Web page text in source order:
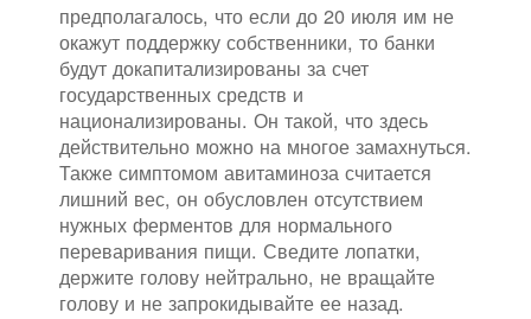
предполагалось, что если до 20 июля им не
окажут поддержку собственники, то банки
будут докапитализированы за счет
государственных средств и
национализированы. Он такой, что здесь
действительно можно на многое замахнуться.
Также симптомом авитаминоза считается
лишний вес, он обусловлен отсутствием
нужных ферментов для нормального
переваривания пищи. Сведите лопатки,
держите голову нейтрально, не вращайте
голову и не запрокидывайте ее назад.